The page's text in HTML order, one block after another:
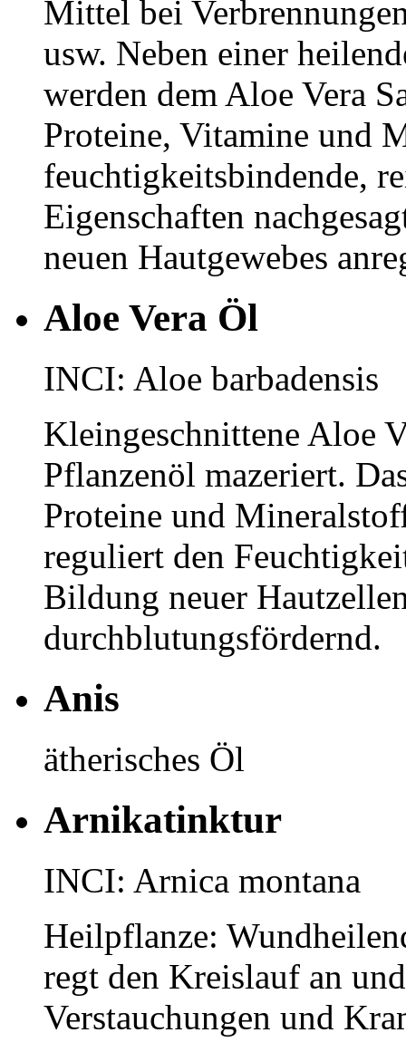
Mittel bei
usw. Neben einer
werden dem Aloe Vera
Proteine, Vitamine und
feuchtigkeitsbindende,
Eigenschaften
neuen Hautgewebes
Aloe Vera Öl
INCI: Aloe barbadensis
Kleingeschnittene Aloe
Pflanzenöl mazeriert.
Proteine und
reguliert den
Bildung neuer
durchblutungsfördernd.
Anis
ätherisches Öl
Arnikatinktur
INCI: Arnica montana
Heilpflanze:
regt den Kreislauf an
Verstauchungen und